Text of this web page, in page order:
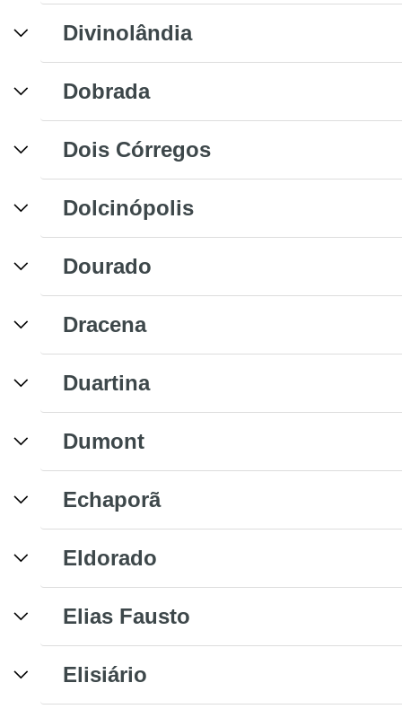
Divinolândia
Dobrada
Dois Córregos
Dolcinópolis
Dourado
Dracena
Duartina
Dumont
Echaporã
Eldorado
Elias Fausto
Elisiário